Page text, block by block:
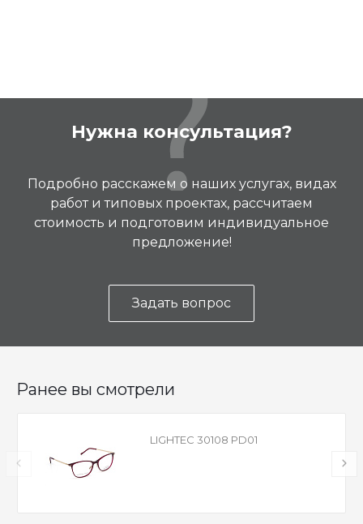
Нужна консультация?
Подробно расскажем о наших услугах, видах
работ и типовых проектах, рассчитаем
стоимость и подготовим индивидуальное
предложение!
Задать вопрос
Ранее вы смотрели
LIGHTEC 30108 PD01